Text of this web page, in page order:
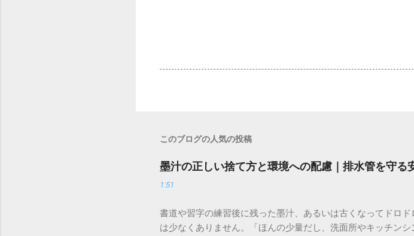
このブログの人気の投稿
墨汁の正しい捨て方と環境への配慮｜排水管を守る
1:51
書道や習字の練習後に残った墨汁、あるいは古くなってドロ
は少なくありません。「ほんの少量だし、洗面所やキッチン